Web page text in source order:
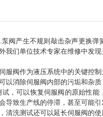
阀产生不规则敲击杂声更换
们单位技术专家在维修中发
阀作为液压系统中的关键控
消除伺服阀内部的污垢和杂
，可以恢复伺服阀的原始性
致生产线的停滞，甚至可能
洗测试还可以延长伺服阀的